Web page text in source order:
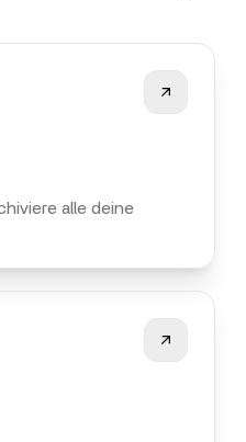
alle deine